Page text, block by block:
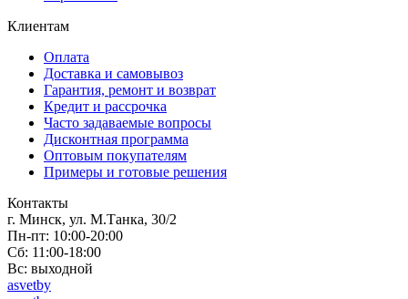
Клиентам
Оплата
Доставка и самовывоз
Гарантия, ремонт и возврат
Кредит и рассрочка
Часто задаваемые вопросы
Дисконтная программа
Оптовым покупателям
Примеры и готовые решения
Контакты
г. Минск, ул. М.Танка, 30/2
Пн-пт: 10:00-20:00
Сб: 11:00-18:00
Вс: выходной
asvetby